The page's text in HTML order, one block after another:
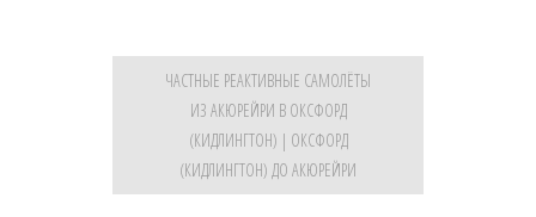
ЧАСТНЫЕ РЕАКТИВНЫЕ САМОЛЁТЫ
ИЗ АКЮРЕЙРИ В ОКСФОРД
(КИДЛИНГТОН) | ОКСФОРД
(КИДЛИНГТОН) ДО АКЮРЕЙРИ